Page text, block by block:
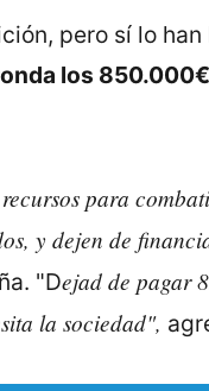
pero sí lo
los
para
y dejen de
"Dejad de pagar
la sociedad",